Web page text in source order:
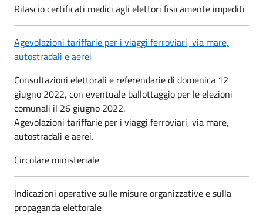
Rilascio certificati medici agli elettori fisicamente impediti
Agevolazioni tariffarie per i viaggi ferroviari, via mare,
autostradali e aerei
Consultazioni elettorali e referendarie di domenica 12
giugno 2022, con eventuale ballottaggio per le elezioni
comunali il 26 giugno 2022.
Agevolazioni tariffarie per i viaggi ferroviari, via mare,
autostradali e aerei.
Circolare ministeriale
Indicazioni operative sulle misure organizzative e sulla
propaganda elettorale